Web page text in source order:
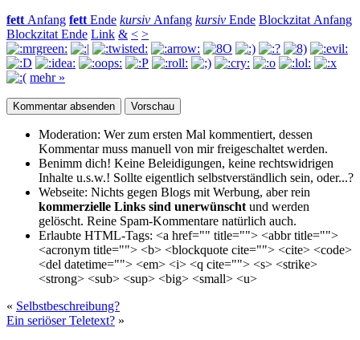
fett Anfang fett Ende kursiv Anfang kursiv Ende Blockzitat Anfang
Blockzitat Ende Link & < >
mehr »
Moderation: Wer zum ersten Mal kommentiert, dessen
Kommentar muss manuell von mir freigeschaltet werden.
Benimm dich! Keine Beleidigungen, keine rechtswidrigen
Inhalte u.s.w.! Sollte eigentlich selbst­verständlich sein, oder...?
Webseite: Nichts gegen Blogs mit Werbung, aber rein
kommerzielle Links sind unerwünscht und werden
gelöscht. Reine Spam-Kommentare natürlich auch.
Erlaubte HTML-Tags: <a href="" title=""> <abbr title="">
<acronym title=""> <b> <blockquote cite=""> <cite> <code>
<del datetime=""> <em> <i> <q cite=""> <s> <strike>
<strong> <sub> <sup> <big> <small> <u>
« Selbstbeschreibung?
Ein seriöser Teletext? »